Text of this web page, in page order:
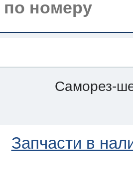
Саморез-
Запчасти в